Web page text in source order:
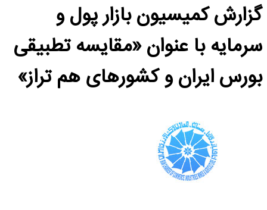
گزارش کمیسیون بازار پول و
سرمایه با عنوان «مقایسه تطبیقی
بورس ایران و کشورهای هم تراز»